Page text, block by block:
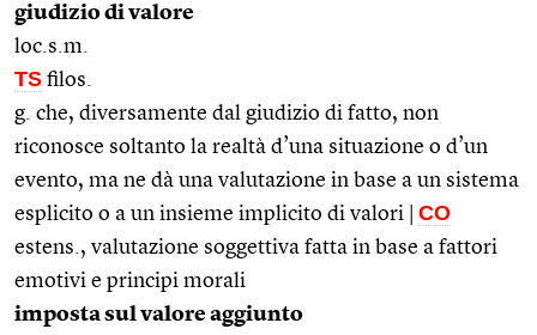
giudizio di valore
loc.s.m.
TS filos.
g. che, diversamente dal giudizio di fatto, non
riconosce soltanto la realtà d’una situazione o d’un
evento, ma ne dà una valutazione in base a un sistema
esplicito o a un insieme implicito di valori | CO
estens., valutazione soggettiva fatta in base a fattori
emotivi e principi morali
imposta sul valore aggiunto